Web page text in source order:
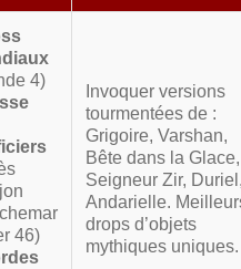
4)
46)
Invoquer versions
tourmentées de :
Grigoire, Varshan,
Bête dans la Glace,
Seigneur Zir,
Andarielle.
drops d’objets
mythiques uniques.